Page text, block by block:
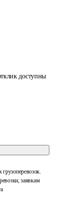
доступны
заявкам